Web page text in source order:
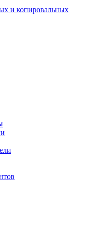
и копировальных